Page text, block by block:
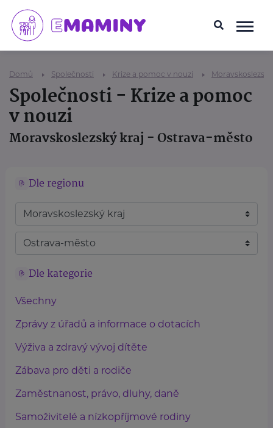
Domů Společnosti Krize a pomoc v nouzi
Společnosti - Krize a pomoc
v nouzi
Moravskoslezský kraj - Ostrava-město
Dle regionu
Dle kategorie
Všechny
Zprávy z úřadů a informace o dotacích
Výživa a zdravý vývoj dítěte
Zábava pro děti a rodiče
Zaměstnanost, právo, dluhy, daně
Samoživitelé a nízkopříjmové rodiny